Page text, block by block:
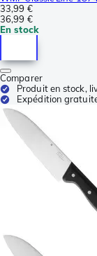
33,99 €
36,99 €
En stock
Comparer
Produit en stock,
Expédition